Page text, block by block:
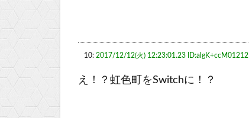
10: 2017/12/12(火) 12:23:01.23 ID:algK+ccM01212
え！？虹色町をSwitchに！？